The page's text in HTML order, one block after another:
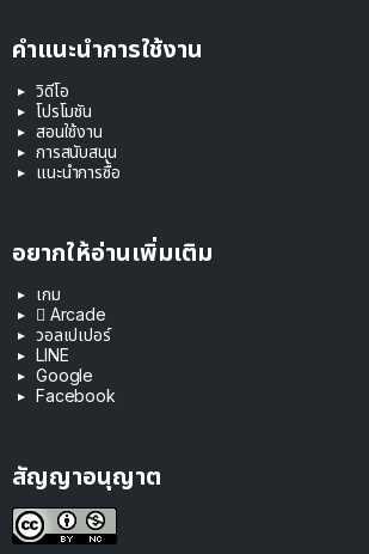
คำแนะนำการใช้งาน
วิดีโอ
โปรโมชัน
สอนใช้งาน
การสนับสนุน
แนะนำการซื้อ
อยากให้อ่านเพิ่มเติม
เกม
 Arcade
วอลเปเปอร์
LINE
Google
Facebook
สัญญาอนุญาต